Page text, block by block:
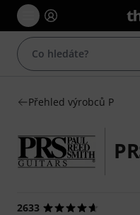
Přehled výrobců P
2633